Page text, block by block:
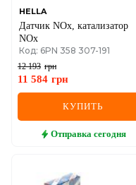
HELLA
Датчик NOx, катализатор
NOx
Код: 6PN 358 307-191
12 193 грн
11 584 грн
КУПИТЬ
Отправка сегодня